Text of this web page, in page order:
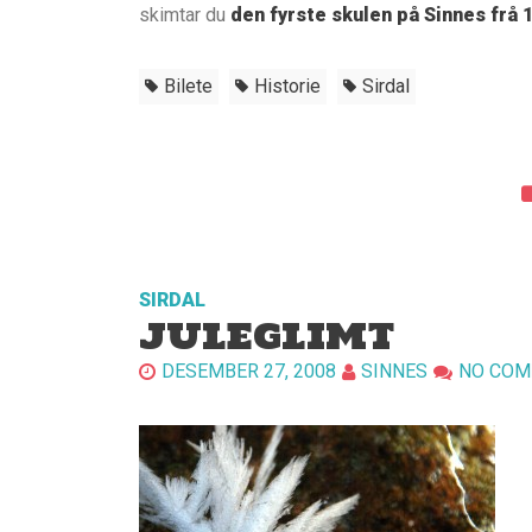
skimtar du den fyrste skulen på Sinnes frå
Bilete Historie Sirdal
SIRDAL
JULEGLIMT
DESEMBER 27, 2008 SINNES NO